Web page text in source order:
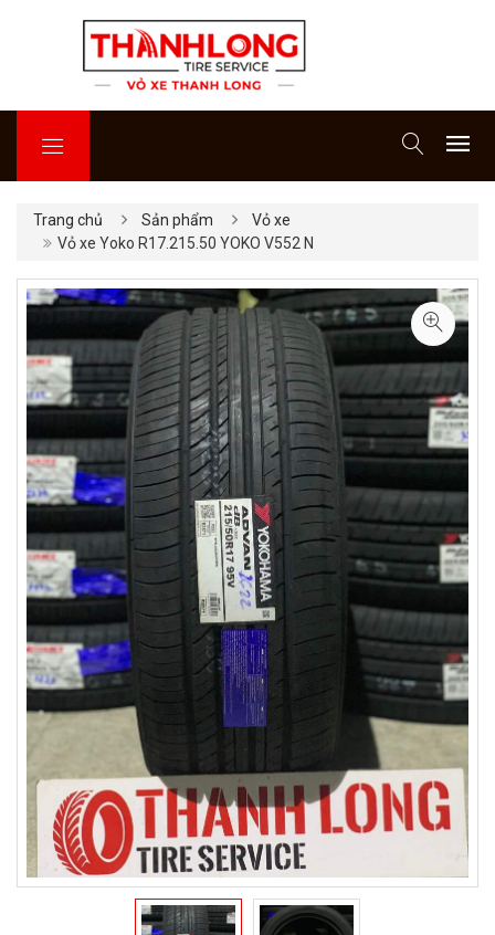
Trang chủ Sản phẩm
Vỏ xe
Vỏ xe Yoko R17.215.50 YOKO V552 N